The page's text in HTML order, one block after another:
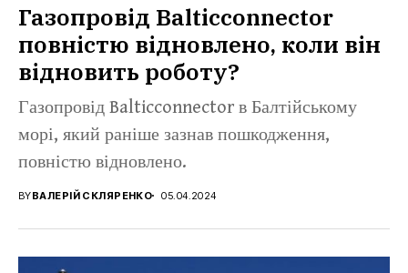
Газопровід Balticconnector
повністю відновлено, коли він
відновить роботу?
Газопровід Balticconnector в Балтійському
морі, який раніше зазнав пошкодження,
повністю відновлено.
BYВАЛЕРІЙ СКЛЯРЕНКО 05.04.2024